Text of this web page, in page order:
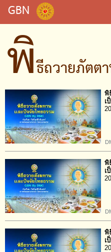
GBN
พิธีถวายภัตต
พิ
เ
พิ
เ
พิ
เ